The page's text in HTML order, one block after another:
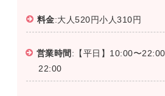
料金:大人520円小人310円
営業時間:【平日】10:00〜
22:00